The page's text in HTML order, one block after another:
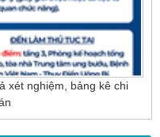
xét nghiệm, bảng kê chi